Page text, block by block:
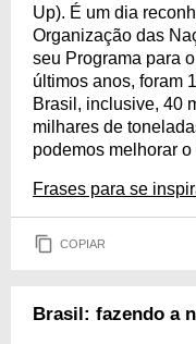
Up). É um dia
Organização das
seu Programa para
últimos anos, foram
Brasil, inclusive, 40
milhares de
podemos melhorar o
Frases para se
COPIAR
Brasil: fazendo a